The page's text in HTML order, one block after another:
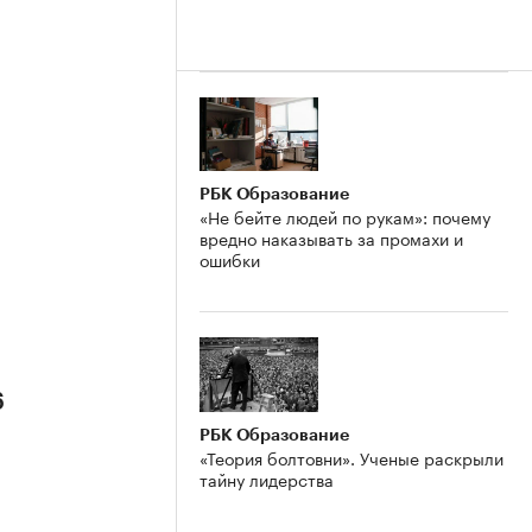
РБК Образование
«Не бейте людей по рукам»: почему
вредно наказывать за промахи и
ошибки
РБК Образование
«Теория болтовни». Ученые раскрыли
тайну лидерства